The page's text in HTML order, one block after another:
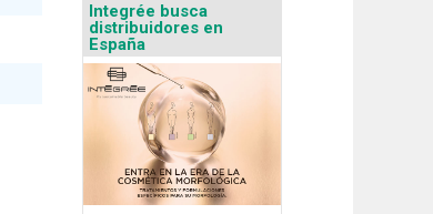
Integrée busca
distribuidores en
España